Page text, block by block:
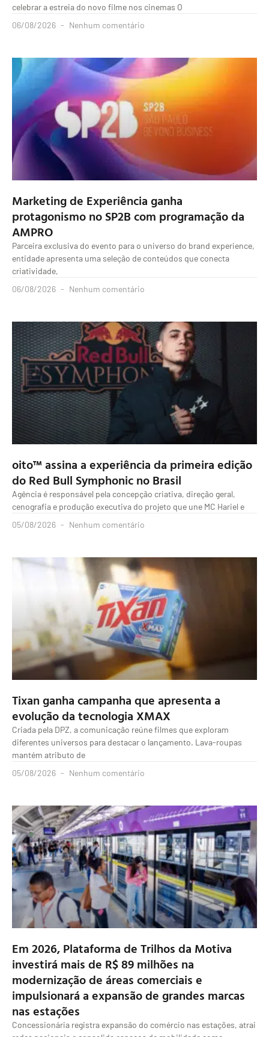
celebrar a estreia do novo filme nos cinemas O
06/08/2026
Nenhum comentário
Marketing de Experiência ganha
protagonismo no SP2B com programação da
AMPRO
Parceira exclusiva do evento para o universo do brand experience,
entidade apresenta uma seleção de conteúdos que conecta
criatividade,
06/08/2026
Nenhum comentário
oito™ assina a experiência da primeira edição
do Red Bull Symphonic no Brasil
Agência é responsável pela concepção criativa, direção geral,
cenografia e produção executiva do projeto que une MC Hariel e
05/08/2026
Nenhum comentário
Tixan ganha campanha que apresenta a
evolução da tecnologia XMAX
Criada pela DPZ, a comunicação reúne filmes que exploram
diferentes universos para destacar o lançamento. Lava-roupas
mantém atributo de
05/08/2026
Nenhum comentário
Em 2026, Plataforma de Trilhos da Motiva
investirá mais de R$ 89 milhões na
modernização de áreas comerciais e
impulsionará a expansão de grandes marcas
nas estações
Concessionária registra expansão do comércio nas estações, atrai